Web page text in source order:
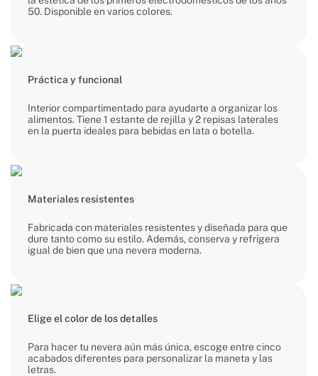
50. Disponible en varios colores.
Práctica y funcional
Interior compartimentado para ayudarte a organizar los
alimentos. Tiene 1 estante de rejilla y 2 repisas laterales
en la puerta ideales para bebidas en lata o botella.
Materiales resistentes
Fabricada con materiales resistentes y diseñada para que
dure tanto como su estilo. Además, conserva y refrigera
igual de bien que una nevera moderna.
Elige el color de los detalles
Para hacer tu nevera aún más única, escoge entre cinco
acabados diferentes para personalizar la maneta y las
letras.